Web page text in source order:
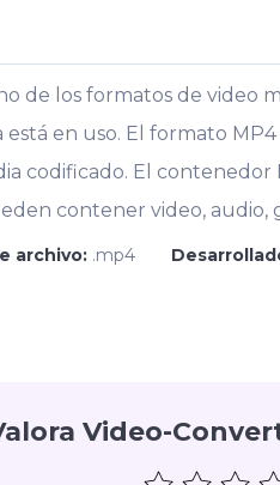
de los formatos de video
en uso. El formato
codificado. El contenedor
contener video, audio,
archivo: .mp4
Video-